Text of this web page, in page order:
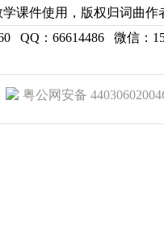
课件使用，版权归词曲作
QQ：66614486 微信：
粤公网安备